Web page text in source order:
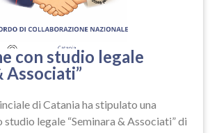
con studio legale
Associati”
di Catania ha stipulato una
legale “Seminara & Associati” di